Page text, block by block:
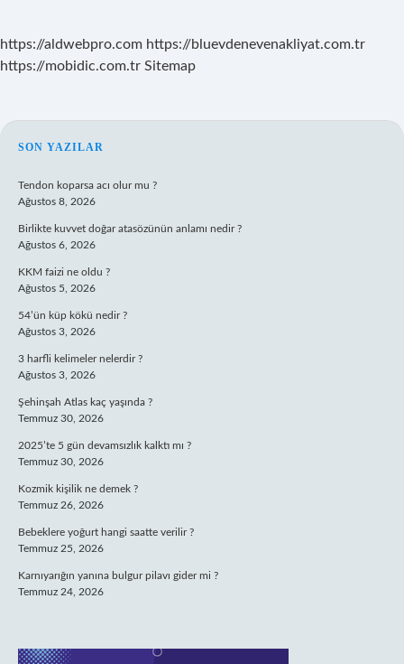
https://aldwebpro.com https://bluevdenevenakliyat.com.tr
https://mobidic.com.tr Sitemap
SIDEBAR
SON YAZILAR
Tendon koparsa acı olur mu ?
Ağustos 8, 2026
Birlikte kuvvet doğar atasözünün anlamı nedir ?
Ağustos 6, 2026
KKM faizi ne oldu ?
Ağustos 5, 2026
54’ün küp kökü nedir ?
Ağustos 3, 2026
3 harfli kelimeler nelerdir ?
Ağustos 3, 2026
Şehinşah Atlas kaç yaşında ?
Temmuz 30, 2026
2025’te 5 gün devamsızlık kalktı mı ?
Temmuz 30, 2026
Kozmik kişilik ne demek ?
Temmuz 26, 2026
Bebeklere yoğurt hangi saatte verilir ?
Temmuz 25, 2026
Karnıyarığın yanına bulgur pilavı gider mi ?
Temmuz 24, 2026